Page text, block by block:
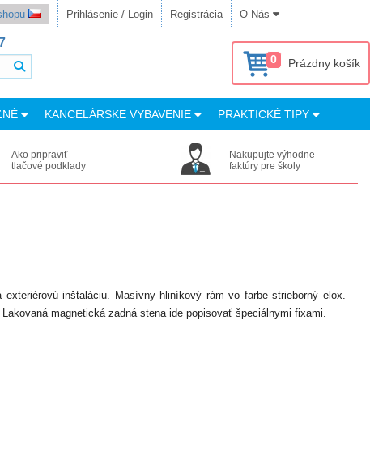
Prihlásenie / Login Registrácia O Nás
0 Prázdny košík
KANCELÁRSKE VYBAVENIE PRAKTICKÉ TIPY
Ako pripraviť
tlačové podklady
Nakupujte výhodne
faktúry pre školy
inštaláciu. Masívny hliníkový rám vo farbe strieborný elox.
magnetická zadná stena ide popisovať špeciálnymi fixami.